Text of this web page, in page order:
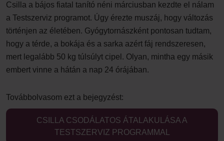
Csilla a bájos fiatal tanító néni márciusban kezdte el nálam
a Testszerviz programot. Úgy érezte muszáj, hogy változás
történjen az életében. Gyógytornászként pontosan tudtam,
hogy a térde, a bokája és a sarka azért fáj rendszeresen,
mert legalább 50 kg túlsúlyt cipel. Olyan, mintha egy másik
embert vinne a hátán a nap 24 órájában.
Továbbolvasom ezt a bejegyzést:
CSILLA CSODÁLATOS ÁTALAKULÁSA A
TESTSZERVIZ PROGRAMMAL